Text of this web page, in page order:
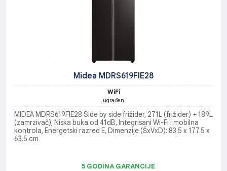
Midea MDRS619FIE28
WiFi
ugrađen
MIDEA MDRS619FIE28 Side by side frižider, 271L (frižider) + 189L
(zamrzivač), Niska buka od 41dB, Integrisani Wi-Fi i mobilna
kontrola, Energetski razred E, Dimenzije (ŠxVxD): 83.5 x 177.5 x
63.5 cm
5 GODINA GARANCIJE